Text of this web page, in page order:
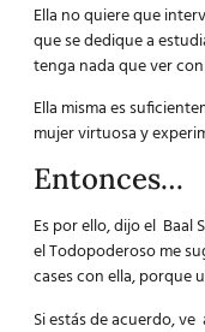
Ella no quiere que
que se dedique a
tenga nada que ver
Ella misma es
mujer virtuosa y
Entonces…
Es por ello, dijo el Baal
el Todopoderoso me
cases con ella, porque
Si estás de acuerdo,